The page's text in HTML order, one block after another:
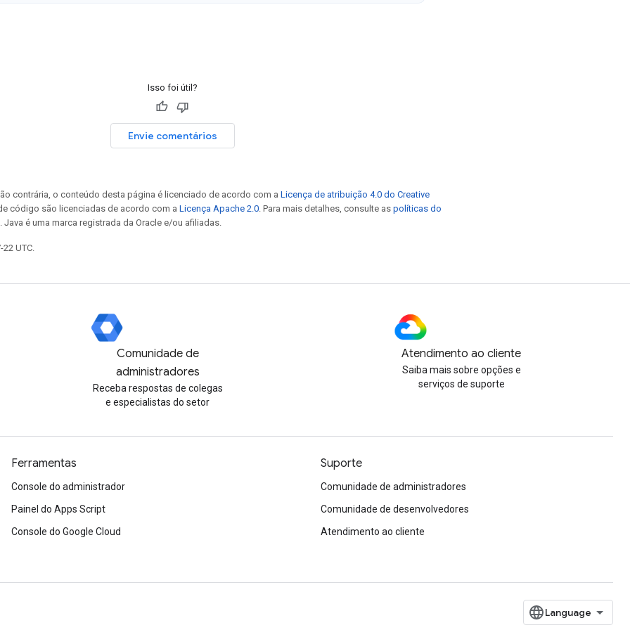
Isso foi útil?
Envie comentários
contrária, o conteúdo desta página é licenciado de acordo com a Licença de atribuição 4.0 do Creative
código são licenciadas de acordo com a Licença Apache 2.0 . Para mais detalhes, consulte as políticas do
. Java é uma marca registrada da Oracle e/ou afiliadas.
UTC.
Comunidade de
administradores
Receba respostas de colegas
e especialistas do setor
Atendimento ao cliente
Saiba mais sobre opções e
serviços de suporte
Ferramentas
Console do administrador
Painel do Apps Script
Console do Google Cloud
Suporte
Comunidade de administradores
Comunidade de desenvolvedores
Atendimento ao cliente